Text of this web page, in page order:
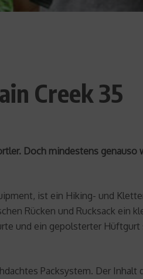
Creek 35
Doch mindestens
ist ein Hiking- und
Rücken und Rucksack ein
und ein gepolsterter
Packsystem. Der